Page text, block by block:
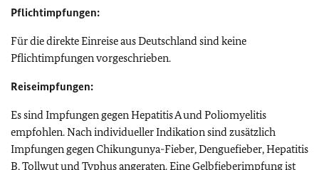
Pflichtimpfungen:
Für die direkte Einreise aus Deutschland sind keine
Pflichtimpfungen vorgeschrieben.
Reiseimpfungen:
Es sind Impfungen gegen Hepatitis A und Poliomyelitis
empfohlen. Nach individueller Indikation sind zusätzlich
Impfungen gegenChikungunya-Fieber,Denguefieber, Hepatitis
B, Tollwut und Typhus angeraten. Eine Gelbfieberimpfung ist